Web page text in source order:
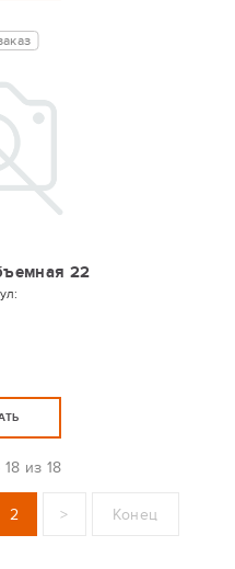
22
18 из 18
2 > Конец